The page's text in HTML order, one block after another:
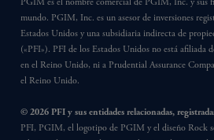
mundo. PGIM, Inc. es un asesor de inversiones
Estados Unidos y una subsidiaria indirecta de
(«PFI»). PFI de los Estados Unidos no está afiliada
en el Reino Unido, ni a Prudential Assurance
el Reino Unido.
© 2026 PFI y sus entidades relacionadas,
PFI, PGIM, el logotipo de PGIM y el diseño Rock